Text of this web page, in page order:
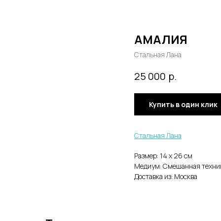
АМАЛИЯ
Стальная Лана
25 000 р.
Купить в один клик
Стальная Лана
Размер: 14 x 26 cм
Медиум: Смешанная
Доставка из: Москва